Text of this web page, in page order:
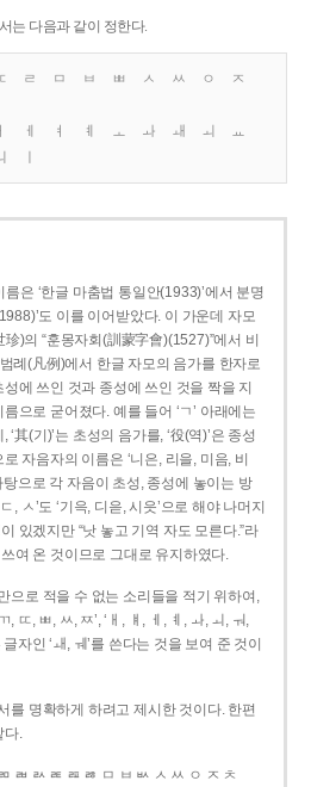
는 다음과 같이 정한다.
ㄹ ㅁ ㅂ ㅃ ㅅ ㅆ ㅇ
ㅈ
ㅔ ㅕ ㅖ ㅗ ㅘ ㅙ ㅚ
ㅛ
은 ‘한글 마춤법 통일안(1933)’에서 분명
도 이를 이어받았다. 이 가운데 자모
)의 “훈몽자회(訓蒙字會)(1527)”에서 비
례(凡例)에서 한글 자모의 음가를 한자로
에 쓰인 것과 종성에 쓰인 것을 짝을 지
으로 굳어졌다. 예를 들어 ‘ㄱ’ 아래에는
‘其(기)’는 초성의 음가를, ‘役(역)’은 종성
자음자의 이름은 ‘니은, 리을, 미음, 비
탕으로 각 자음이 초성, 종성에 놓이는 방
, ㅅ’도 ‘기윽, 디읃, 시읏’으로 해야 나머지
있겠지만 “낫 놓고 기역 자도 모른다.”라
여 온 것이므로 그대로 유지하였다.
으로 적을 수 없는 소리들을 적기 위하여,
ㄸ, ㅃ, ㅆ, ㅉ’, ‘ㅐ, ㅒ, ㅔ, ㅖ, ㅘ, ㅚ, ㅝ,
자인 ‘ㅙ, ㅞ’를 쓴다는 것을 보여 준 것이
를 명확하게 하려고 제시한 것이다. 한편
다.
ㄼ ㄽ ㄾ ㄿ ㅀ ㅁ ㅂ ㅄ ㅅ ㅆ ㅇ ㅈ ㅊ